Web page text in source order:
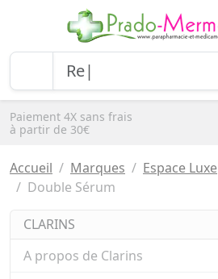
Paiement 4X sans frais
à partir de 30€
Accueil Marques Espace Luxe
Double Sérum
CLARINS
A propos de Clarins